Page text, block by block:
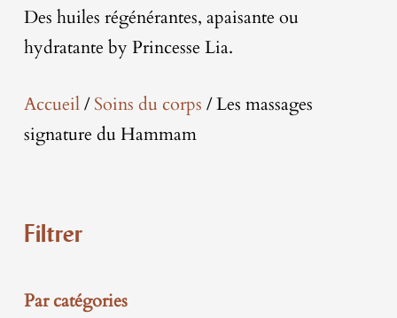
Des huiles régénérantes, apaisante ou
hydratante by Princesse Lia.
Accueil/Soins du corps / Les massages
signature du Hammam
Filtrer
Par catégories